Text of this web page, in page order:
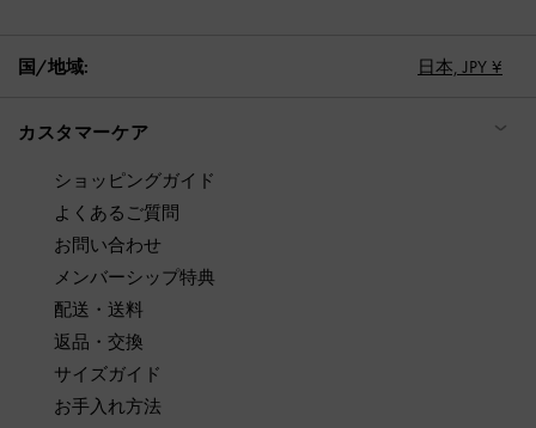
国/地域: 日本, JPY ¥
カスタマーケア
ショッピングガイド
よくあるご質問
お問い合わせ
メンバーシップ特典
配送・送料
返品・交換
サイズガイド
お手入れ方法